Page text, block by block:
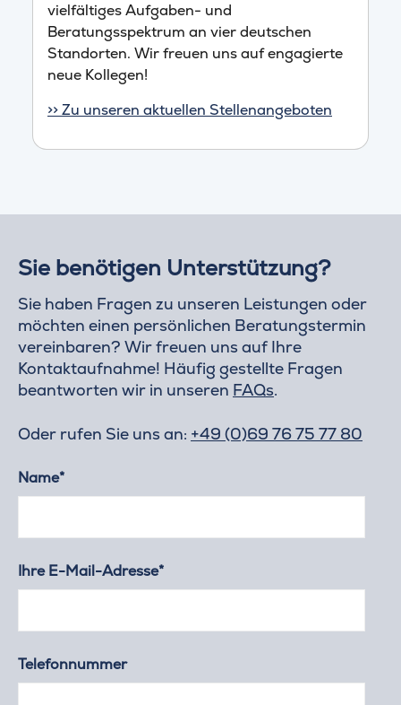
vielfältiges Aufgaben- und
Beratungsspektrum an vier deutschen
Standorten. Wir freuen uns auf engagierte
neue Kollegen!
>> Zu unseren aktuellen Stellenangeboten
Sie benötigen Unterstützung?
Sie haben Fragen zu unseren Leistungen oder
möchten einen persönlichen Beratungstermin
vereinbaren? Wir freuen uns auf Ihre
Kontaktaufnahme! Häufig gestellte Fragen
beantworten wir in unseren FAQs.
Oder rufen Sie uns an: +49 (0)69 76 75 77 80
Name*
Ihre E-Mail-Adresse*
Telefonnummer